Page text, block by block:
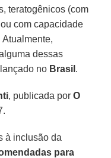
teratogênicos (com
com capacidade
dessas
no Brasil .
, publicada porO
à inclusão da
para